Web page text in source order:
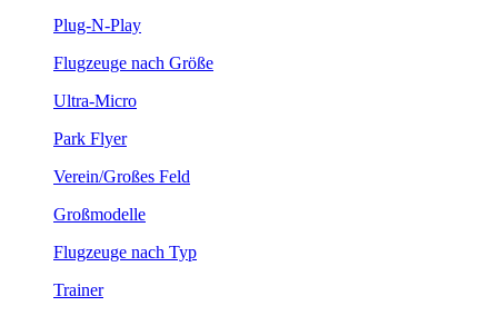
Plug-N-Play
Flugzeuge nach Größe
Ultra-Micro
Park Flyer
Verein/Großes Feld
Großmodelle
Flugzeuge nach Typ
Trainer